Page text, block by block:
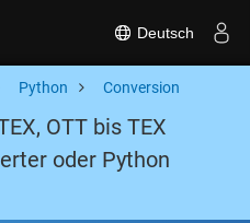
Deutsch
Python Conversion
OTT bis TEX
oder Python